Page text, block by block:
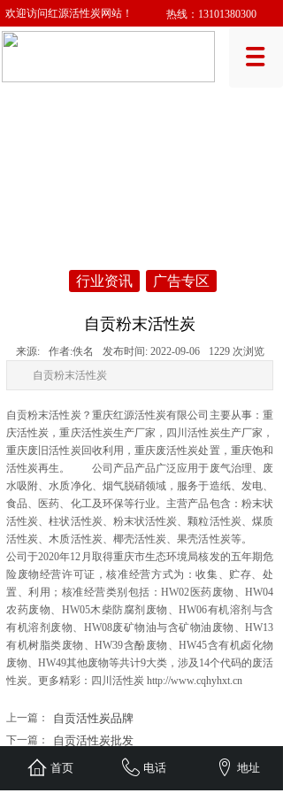
欢迎访问红源活性炭网站！ 热线： 13101380300
行业资讯 广告专区
自贡粉末活性炭
来源: 作者:佚名 发布时间: 2022-09-06 1229 次浏览
自贡粉末活性炭
自贡粉末活性炭？重庆红源活性炭有限公司主要从事：重
庆活性炭，重庆活性炭生产厂家，四川活性炭生产厂家，
重庆废旧活性炭回收利用，重庆废活性炭处置，重庆饱和
活性炭再生。 公司产品产品广泛应用于废气治理、废
水吸附、水质净化、烟气脱硝领域，服务于造纸、发电、
食品、医药、化工及环保等行业。主营产品包含：粉末状
活性炭、柱状活性炭、粉末状活性炭、颗粒活性炭、煤质
活性炭、木质活性炭、椰壳活性炭、果壳活性炭等。
公司于2020年12月取得重庆市生态环境局核发的五年期危
险废物经营许可证，核准经营方式为：收集、贮存、处
置、利用；核准经营类别包括：HW02医药废物、HW04
农药废物、HW05木柴防腐剂废物、HW06有机溶剂与含
有机溶剂废物、HW08废矿物油与含矿物油废物、HW13
有机树脂类废物、HW39含酚废物、HW45含有机卤化物
废物、HW49其他废物等共计9大类，涉及14个代码的废活
性炭。更多精彩：四川活性炭 http://www.cqhyhxt.cn
上一篇： 自贡活性炭品牌
下一篇： 自贡活性炭批发
新闻资讯
NEWS
首页 电话 地址